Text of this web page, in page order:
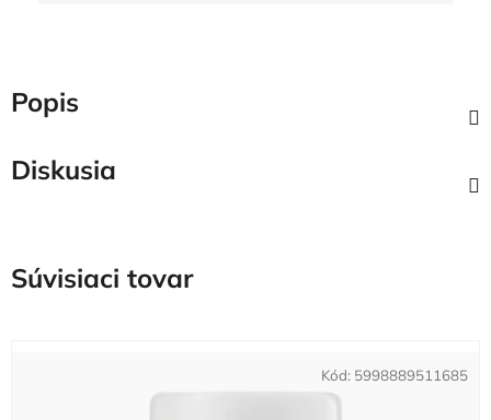
Popis
Diskusia
Súvisiaci tovar
Kód: 5998889511685